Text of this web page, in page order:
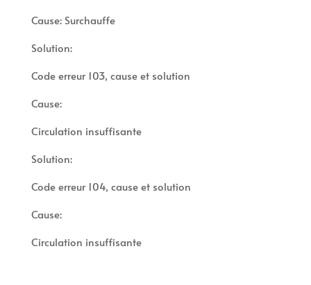
Cause: Surchauffe
Solution:
Code erreur 103, cause et solution
Cause:
Circulation insuffisante
Solution:
Code erreur 104, cause et solution
Cause:
Circulation insuffisante